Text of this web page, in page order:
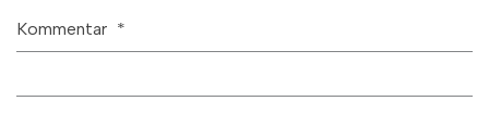
Kommentar *